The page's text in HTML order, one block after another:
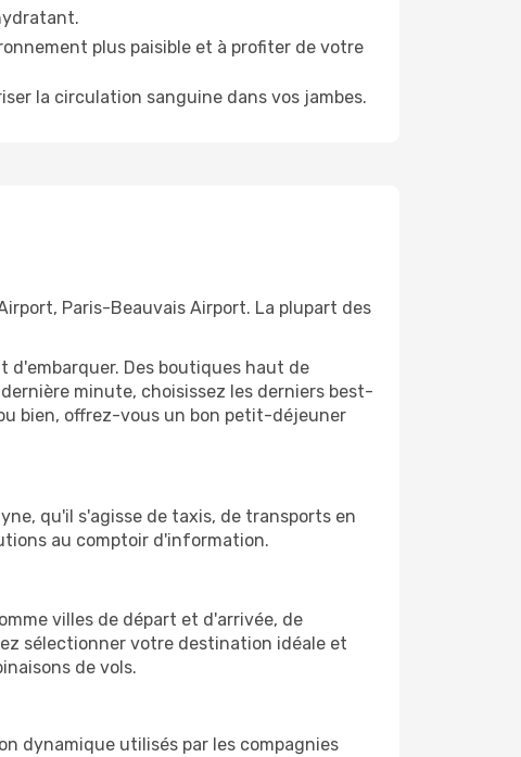
plus paisible et à profiter de votre
la circulation sanguine dans vos jambes.
Paris-Beauvais Airport. La plupart des
Des boutiques haut de
minute, choisissez les derniers best-
bien, offrez-vous un bon petit-déjeuner
qu'il s'agisse de taxis, de transports en
au comptoir d'information.
villes de départ et d'arrivée, de
sélectionner votre destination idéale et
de vols.
dynamique utilisés par les compagnies